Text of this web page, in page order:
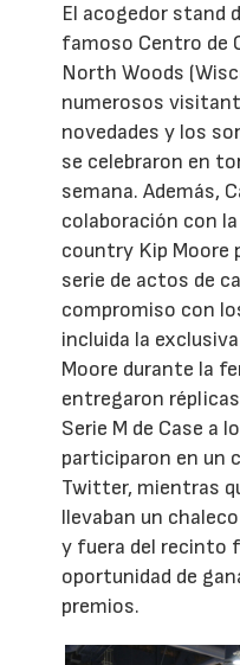
El acogedor stand
famoso Centro de
North Woods
numerosos
novedades y los
se celebraron en
semana. Además,
colaboración con
country Kip Moore
serie de actos de
compromiso con
incluida la
Moore durante la
entregaron
Serie M de Case a
participaron en un
Twitter, mientras
llevaban un
y fuera del recinto
oportunidad de
premios.